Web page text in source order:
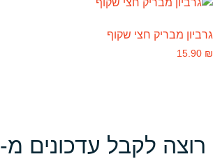
גרביון מבריק חצי שקוף
15.90 ₪
רוצה לקבל עדכונים מ-say?